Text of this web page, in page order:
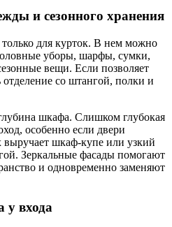
и сезонного хранения
для курток. В нем можно
уборы, шарфы, сумки,
вещи. Если позволяет
со штангой, полки и
шкафа. Слишком глубокая
особенно если двери
шкаф-купе или узкий
Зеркальные фасады помогают
и одновременно заменяют
у входа